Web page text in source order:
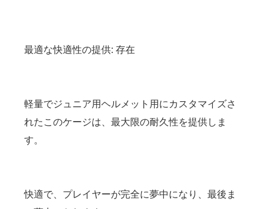
最適な快適性の提供: 存在
軽量でジュニア用ヘルメット用にカスタマイズさ
れたこのケージは、最大限の耐久性を提供しま
す。
快適で、プレイヤーが完全に夢中になり、最後ま